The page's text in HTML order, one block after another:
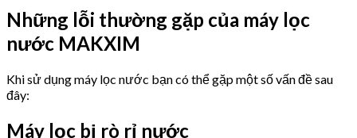
Những lỗi thường gặp của máy lọc
nước MAKXIM
Khi sử dụng máy lọc nước bạn có thể gặp một số vấn đề sau
đây:
Máy lọc bị rò rỉ nước